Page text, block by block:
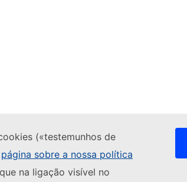
(«testemunhos de
página sobre a nossa política
na ligação visível no